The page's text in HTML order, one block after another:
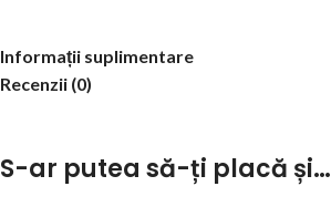
Informații suplimentare
Recenzii (0)
S-ar putea să-ți placă și…